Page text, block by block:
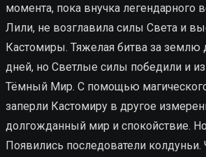
момента, пока внучка легендарного
Лили, не возглавила силы Света и
Кастомиры. Тяжелая битва за землю
дней, но Светлые силы победили и
Тёмный Мир. С помощью
заперли Кастомиру в другое
долгожданный мир и спокойствие.
Появились последователи колдуньи.